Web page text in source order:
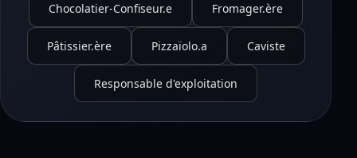
Chocolatier-Confiseur.e Fromager.ère
Pâtissier.ère Pizzaïolo.a Caviste
Responsable d'exploitation